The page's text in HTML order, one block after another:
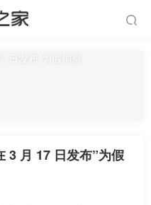
3 月 17 日发布”为假